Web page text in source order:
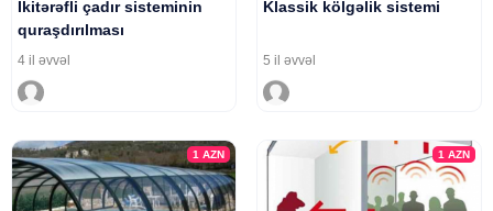
Ikitərəfli çadır sisteminin
quraşdırılması
4 il əvvəl
Klassik kölgəlik sistemi
5 il əvvəl
1AZN 1 AZN